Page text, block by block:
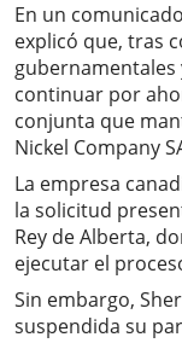
En un
explicó que, tras
continuar por
conjunta que
Nickel Company
La empresa
la solicitud
Rey de Alberta,
ejecutar el
Sin embargo,
suspendida su